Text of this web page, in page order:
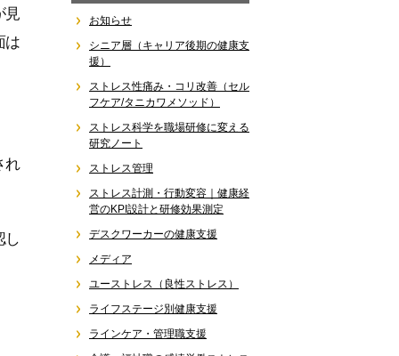
見
は
れ
し
お知らせ
シニア層（キャリア後期の健康支
援）
ストレス性痛み・コリ改善（セル
フケア/タニカワメソッド）
ストレス科学を職場研修に変える
研究ノート
ストレス管理
ストレス計測・行動変容｜健康経
営のKPI設計と研修効果測定
デスクワーカーの健康支援
メディア
ユーストレス（良性ストレス）
ライフステージ別健康支援
ラインケア・管理職支援